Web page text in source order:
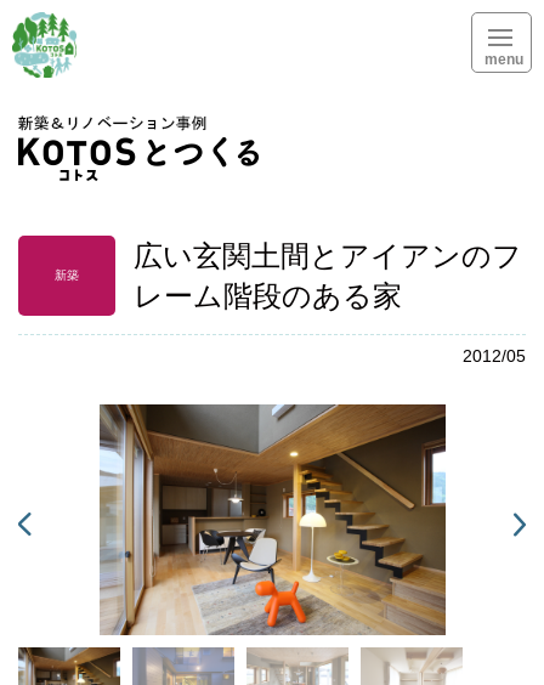
menu
新築
広い玄関土間とアイアンのフ
レーム階段のある家
2012/05